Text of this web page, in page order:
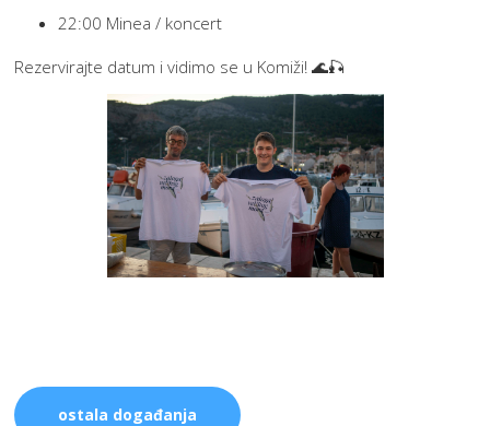
22:00 Minea / koncert
Rezervirajte datum i vidimo se u Komiži! 🌊🎣
ostala događanja